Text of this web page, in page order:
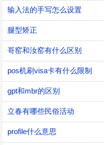
输入法的手写怎么设置
腿型矫正
哥窑和汝窑有什么区别
pos机刷visa卡有什么限制
gpt和mbr的区别
立春有哪些民俗活动
profile什么意思